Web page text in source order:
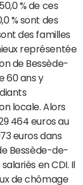
% de ces
% sont des
des familles
représentée
de Bessède-
60 ans y
locale. Alors
464 euros au
euros dans
Bessède-de-
en CDI. Il
de chômage